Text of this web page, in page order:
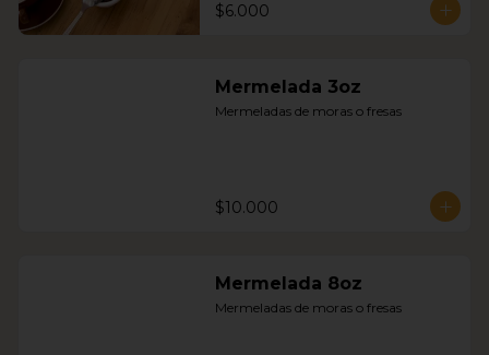
$6.000
Mermelada 3oz
Mermeladas de moras o fresas
$10.000
Mermelada 8oz
Mermeladas de moras o fresas